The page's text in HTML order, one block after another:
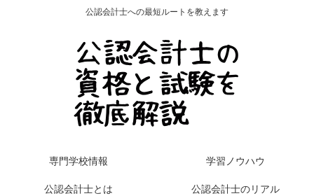
公認会計士への最短ルートを教えます
専門学校情報 学習ノウハウ
公認会計士とは 公認会計士のリアル